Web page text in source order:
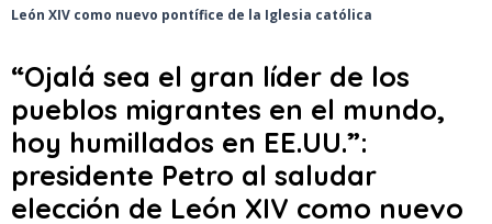
León XIV como nuevo pontífice de la Iglesia católica
“Ojalá sea el gran líder de los
pueblos migrantes en el mundo,
hoy humillados en EE.UU.”:
presidente Petro al saludar
elección de León XIV como nuevo